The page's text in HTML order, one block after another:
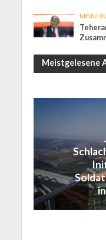
Meistgelesene